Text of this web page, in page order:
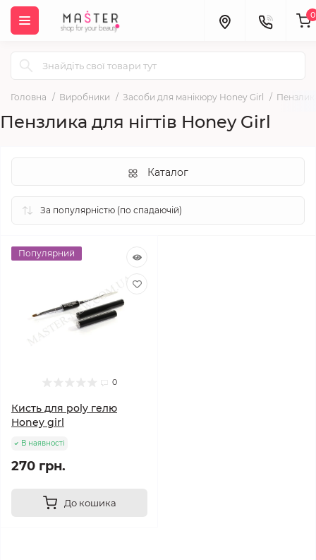
0
Головна Виробники Засоби для манікюру Honey Girl
Пензлика для нігтів Honey Girl
Каталог
Популярний
0
Кисть для poly гелю
Honey girl
В наявності
270 грн.
До кошика